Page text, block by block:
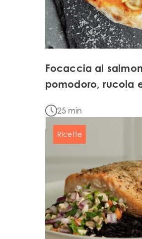
Focaccia al
pomodoro, rucola
25 min
Ricette